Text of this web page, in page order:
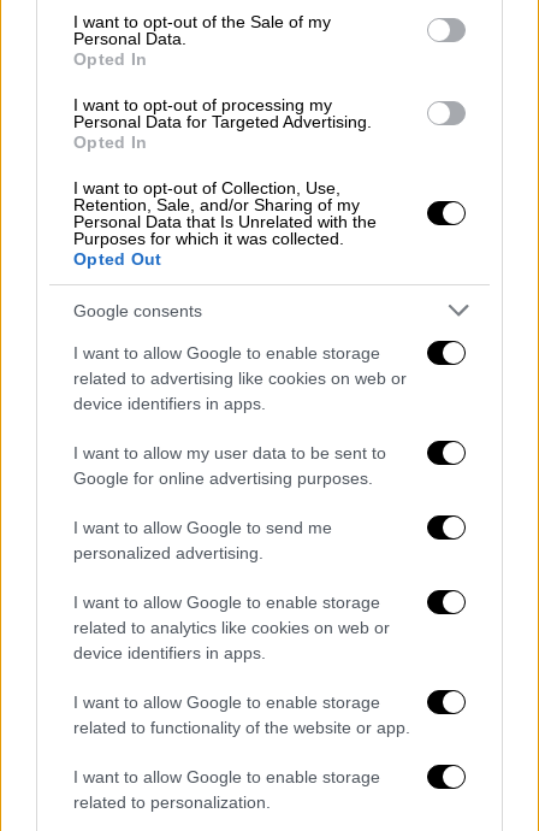
consent section.
I want to opt-out of the Sale of my
Personal Data.
Opted In
I want to opt-out of processing my
Personal Data for Targeted Advertising.
Opted In
I want to opt-out of Collection, Use,
Retention, Sale, and/or Sharing of my
Personal Data that Is Unrelated with the
Purposes for which it was collected.
Opted Out
Google consents
I want to allow Google to enable storage
related to advertising like cookies on web or
device identifiers in apps.
I want to allow my user data to be sent to
Google for online advertising purposes.
I want to allow Google to send me
personalized advertising.
I want to allow Google to enable storage
related to analytics like cookies on web or
device identifiers in apps.
I want to allow Google to enable storage
related to functionality of the website or app.
I want to allow Google to enable storage
related to personalization.
Οικονομία|25.09.2025 23:39
ΑΑΔΕ: «Μπλόκο» σε τεράστιο κύκλωμα
λαθρεμπορίας - Κατασχέθηκαν 17
κοντέινερ με παράνομα ενδύματα και
υποδήματα στην Ελευσίνα
Μία από τις μεγαλύτερες υποθέσεις των
τελευταίων ετών αποκάλυψαν οι
που ξεπερνούν το 1,6 εκατ. ευρώ